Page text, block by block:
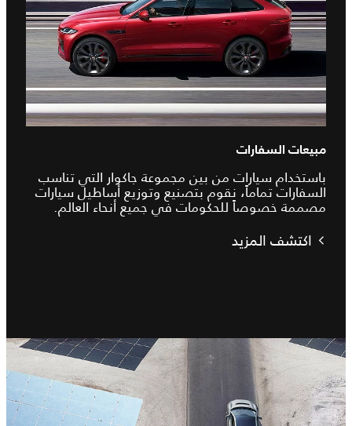
مبيعات السفارات
باستخدام سيارات من بين مجموعة جاكوار التي تناسب
السفارات تماماً، نقوم بتصنيع وتوزيع أساطيل سيارات
مصممة خصوصاً للحكومات في جميع أنحاء العالم.
اكتشف المزيد